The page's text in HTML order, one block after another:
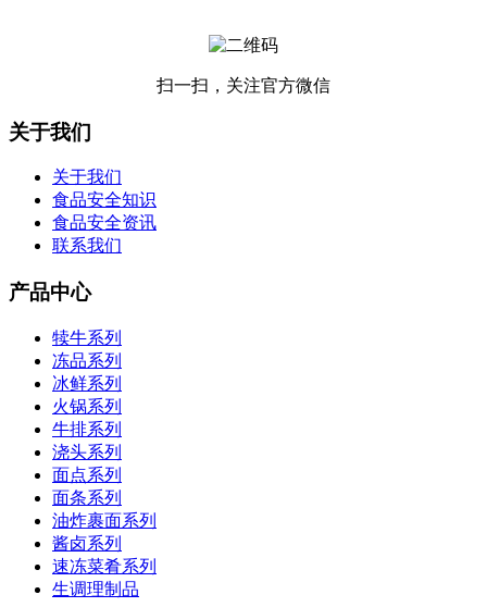
扫一扫，关注官方微信
关于我们
关于我们
食品安全知识
食品安全资讯
联系我们
产品中心
犊牛系列
冻品系列
冰鲜系列
火锅系列
牛排系列
浇头系列
面点系列
面条系列
油炸裹面系列
酱卤系列
速冻菜肴系列
生调理制品